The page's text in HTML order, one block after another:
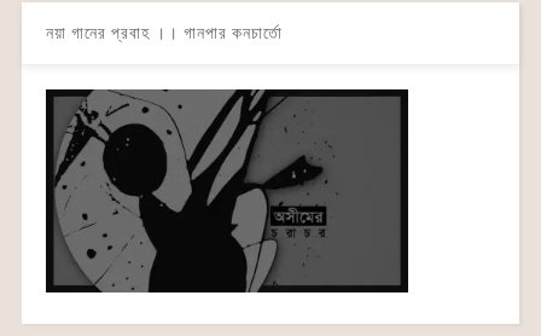
নয়া গানের প্রবাহ ।। গানপার কনচার্তো